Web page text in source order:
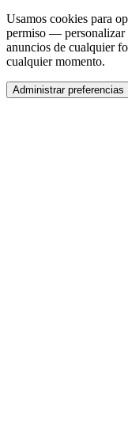
Usamos cookies para
permiso — personalizar
anuncios de cualquier
cualquier momento.
Administrar preferencias